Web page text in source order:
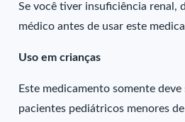
Se você tiver insuficiência renal,
médico antes de usar este
Uso em crianças
Este medicamento somente
pacientes pediátricos menores